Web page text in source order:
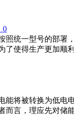
0
统一型号的部署
使得生产更加
将被转换为低
言，理应先对